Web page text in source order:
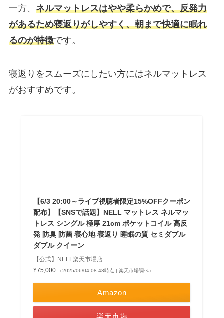
一方、 ネルマットレスはやや柔らかめで、反発力
があるため寝返りがしやすく、朝まで快適に眠れ
るのが特徴です。
寝返りをスムーズにしたい方にはネルマットレス
がおすすめです。
【6/3 20:00～ライブ視聴者限定15%OFFクーポン
配布】【SNSで話題】NELL マットレス ネルマッ
トレス シングル 極厚 21cm ポケットコイル 高反
発 防臭 防菌 寝心地 寝返り 睡眠の質 セミダブル
ダブル クイーン
【公式】NELL楽天市場店
¥75,000
（2025/06/04 08:43時点 | 楽天市場調べ）
Amazon